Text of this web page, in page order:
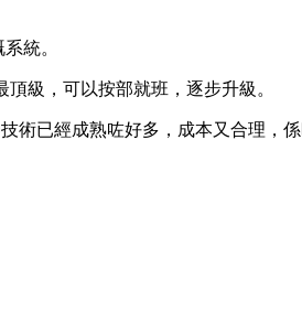
統。
級，可以按部就班，逐步升級。
術已經成熟咗好多，成本又合理，係